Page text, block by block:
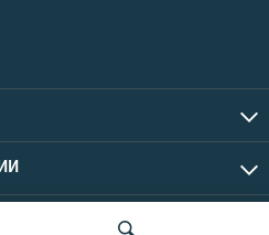
RL, Inc. | Все права защищены.